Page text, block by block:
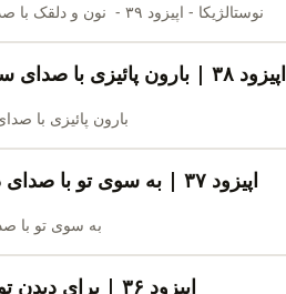
نوستالژیکا - اپیزود ۳۹ - نون و دلقک با صدای محمد اصفهانی
اپیزود ۳۸ | بارون پائیزی با صدای سیروان خسروی
بارون پائیزی با
اپیزود ۳۷ | به سوی تو با صدای داریوش رفیعی
به سوی تو با
اپیزود ۳۶ | برای دیدن تو با صدای معین